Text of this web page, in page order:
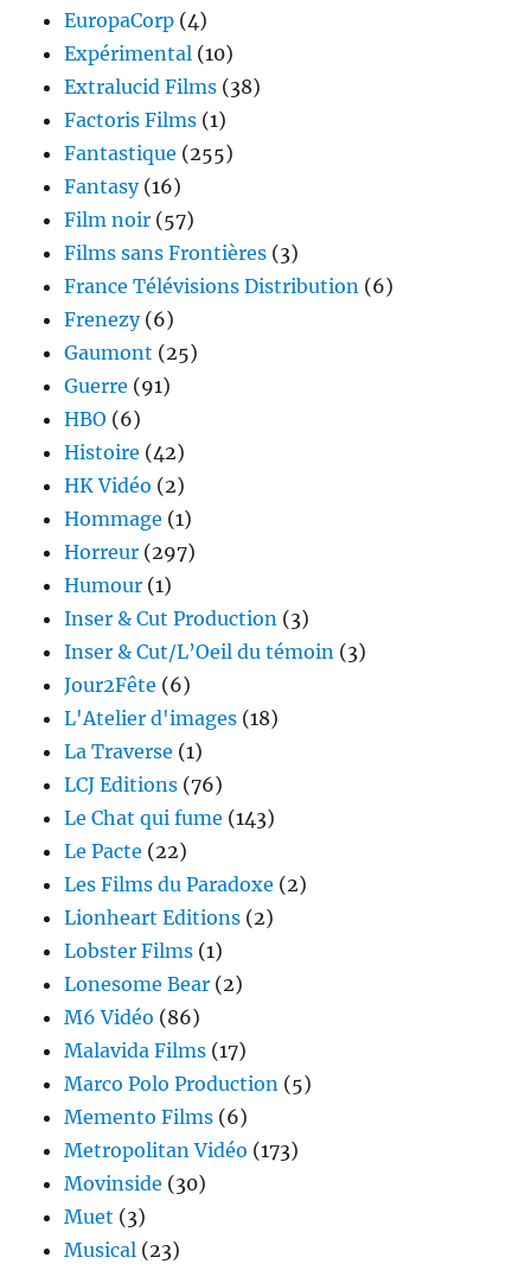
EuropaCorp (4)
Expérimental (10)
Extralucid Films (38)
Factoris Films (1)
Fantastique (255)
Fantasy(16)
Film noir (57)
Films sans Frontières (3)
France Télévisions Distribution (6)
Frenezy(6)
Gaumont (25)
Guerre (91)
HBO (6)
Histoire (42)
HK Vidéo (2)
Hommage (1)
Horreur (297)
Humour (1)
Inser & Cut Production (3)
Inser & Cut/L’Oeil du témoin (3)
Jour2Fête (6)
L'Atelier d'images (18)
La Traverse (1)
LCJ Editions (76)
Le Chat qui fume (143)
Le Pacte (22)
Les Films du Paradoxe (2)
Lionheart Editions (2)
Lobster Films (1)
Lonesome Bear (2)
M6 Vidéo (86)
Malavida Films (17)
Marco Polo Production (5)
Memento Films (6)
Metropolitan Vidéo (173)
Movinside (30)
Muet (3)
Musical (23)